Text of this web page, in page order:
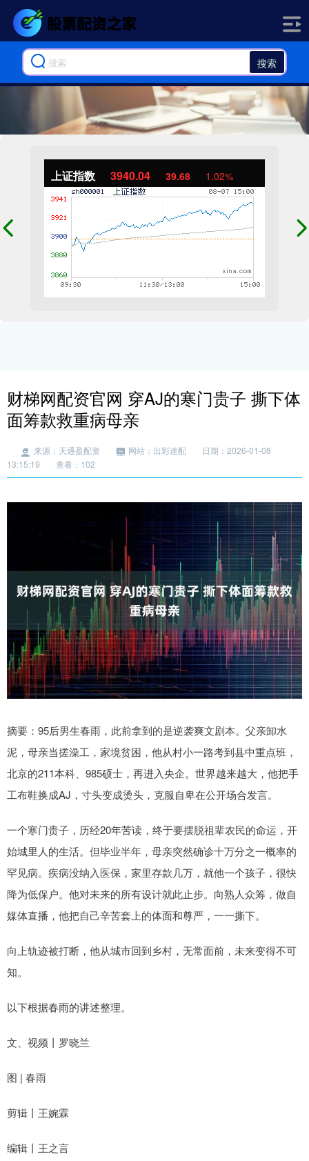
搜索
上证指数 3940.04 39.68 1.02%
财梯网配资官网 穿AJ的寒门贵子 撕下体
面筹款救重病母亲
来源：天通盈配资 网站：出彩速配
日期：2026-01-08
13:15:19
查看：102
摘要：95后男生春雨，此前拿到的是逆袭爽文剧本。父亲卸水
泥，母亲当搓澡工，家境贫困，他从村小一路考到县中重点班，
北京的211本科、985硕士，再进入央企。世界越来越大，他把手
工布鞋换成AJ，寸头变成烫头，克服自卑在公开场合发言。
一个寒门贵子，历经20年苦读，终于要摆脱祖辈农民的命运，开
始城里人的生活。但毕业半年，母亲突然确诊十万分之一概率的
罕见病。疾病没纳入医保，家里存款几万，就他一个孩子，很快
降为低保户。他对未来的所有设计就此止步。向熟人众筹，做自
媒体直播，他把自己辛苦套上的体面和尊严，一一撕下。
向上轨迹被打断，他从城市回到乡村，无常面前，未来变得不可
知。
以下根据春雨的讲述整理。
文、视频丨罗晓兰
图 | 春雨
剪辑丨王婉霖
编辑丨王之言